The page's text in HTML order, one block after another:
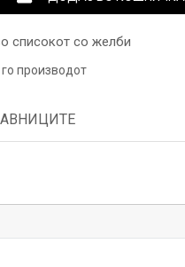
списокот со желби
производот